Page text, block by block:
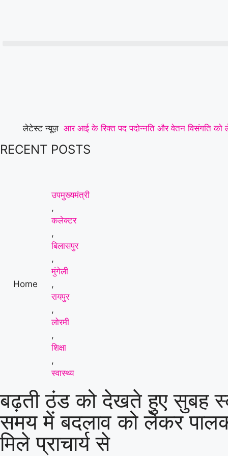
लेटेस्ट न्यूज़ आर आई के रिक्त पद पदोन्नति और वेतन विसंगति को
डिपो की मांग,पूर्व सैनिकों को टोल टैक्स में पूर्ण छूट
अस्वस्थ युवक की हत्या: आरोपी को पुलिस ने
RECENT POSTS
Home
उपमुख्यमंत्री
,
कलेक्टर
,
बिलासपुर
,
मुंगेली
,
रायपुर
,
लोरमी
,
शिक्षा
,
स्वास्थ्य
बढ़ती ठंड को देखते हुए सुबह
समय में बदलाव को लेकर
मिले प्राचार्य से